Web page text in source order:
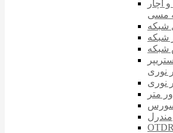
آچار
مسی
شبکه
شبکه
استریپر
نوری
نوری
متر
مندرل
OTDR